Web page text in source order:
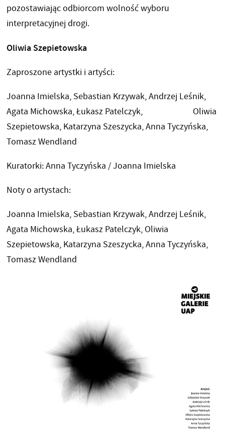
pozostawiając odbiorcom wolność wyboru
interpretacyjnej drogi.
Oliwia Szepietowska
Zaproszone artystki i artyści:
Joanna Imielska, Sebastian Krzywak, Andrzej Leśnik,
Agata Michowska, Łukasz Patelczyk, Oliwia
Szepietowska, Katarzyna Szeszycka, Anna Tyczyńska,
Tomasz Wendland
Kuratorki: Anna Tyczyńska / Joanna Imielska
Noty o artystach:
Joanna Imielska, Sebastian Krzywak, Andrzej Leśnik,
Agata Michowska, Łukasz Patelczyk, Oliwia
Szepietowska, Katarzyna Szeszycka, Anna Tyczyńska,
Tomasz Wendland